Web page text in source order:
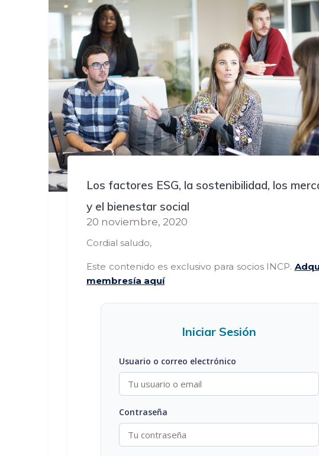
Los factores ESG, la sostenibilidad, los
y el bienestar social
20 noviembre, 2020
Cordial saludo,
Este contenido es exclusivo para socios INCP.
membresía aquí
Iniciar Sesión
Usuario o correo electrónico
Contraseña